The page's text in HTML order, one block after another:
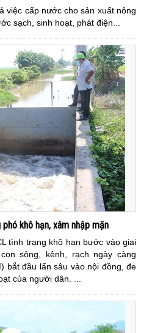
việc cấp nước cho sản xuất nông
sạch, sinh hoạt, phát điện...
khô hạn, xâm nhập mặn
tình trạng khô hạn bước vào giai
sông, kênh, rạch ngày càng
bắt đầu lấn sâu vào nội đồng, đe
của người dân. ...